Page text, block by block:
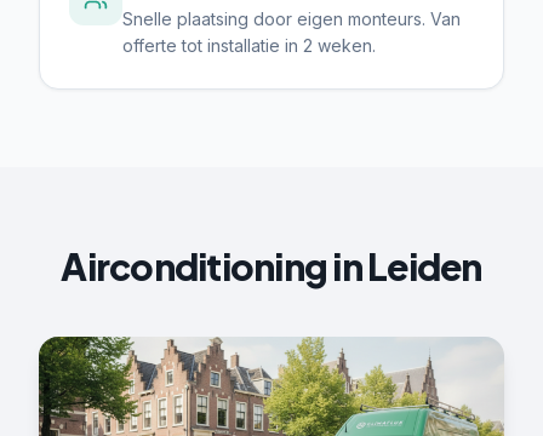
Snelle plaatsing door eigen monteurs. Van
offerte tot installatie in 2 weken.
AirconditioninginLeiden